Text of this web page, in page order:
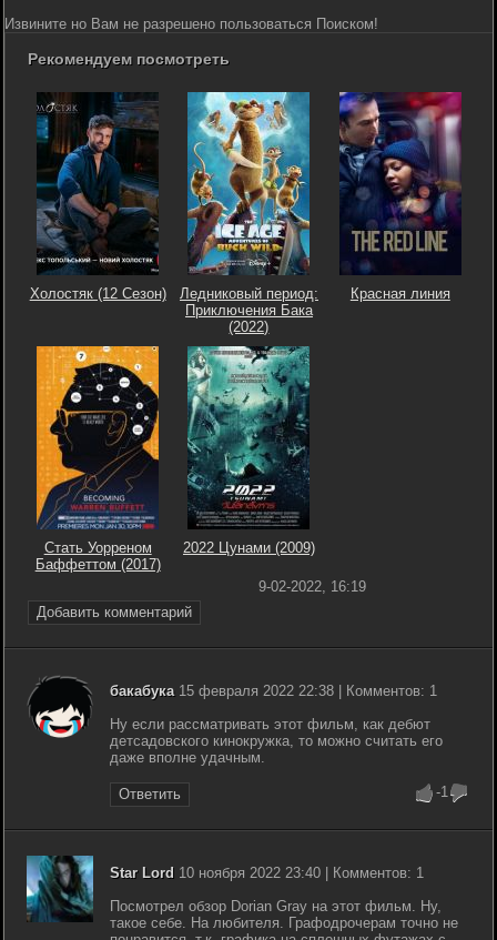
Извините но Вам не разрешено пользоваться Поиском!
Рекомендуем посмотреть
Холостяк (12 Сезон)
Ледниковый период:
Приключения Бака
(2022)
Красная линия
Стать Уорреном
Баффеттом (2017)
2022 Цунами (2009)
Добавить комментарий
9-02-2022, 16:19
бакабука 15 февраля 2022 22:38 | Комментов: 1
Ну если рассматривать этот фильм, как дебют
детсадовского кинокружка, то можно считать его
даже вполне удачным.
Ответить -1
Star Lord 10 ноября 2022 23:40 | Комментов: 1
Посмотрел обзор Dorian Gray на этот фильм. Ну,
такое себе. На любителя. Графодрочерам точно не